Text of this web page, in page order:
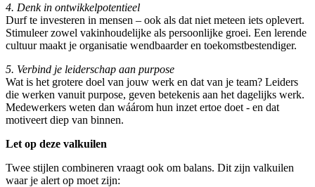
4. Denk in ontwikkelpotentieel
Durf te investeren in mensen – ook als dat niet meteen iets oplevert.
Stimuleer zowel vakinhoudelijke als persoonlijke groei. Een lerende
cultuur maakt je organisatie wendbaarder en toekomstbestendiger.
5. Verbind je leiderschap aan purpose
Wat is het grotere doel van jouw werk en dat van je team? Leiders
die werken vanuit purpose, geven betekenis aan het dagelijks werk.
Medewerkers weten dan wáárom hun inzet ertoe doet - en dat
motiveert diep van binnen.
Let op deze valkuilen
Twee stijlen combineren vraagt ook om balans. Dit zijn valkuilen
waar je alert op moet zijn: